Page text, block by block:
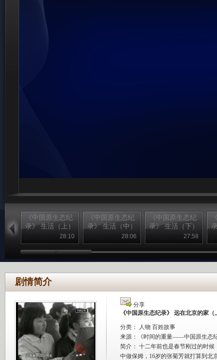
《中国原生态纪
录》 生活（上）
28:10
《中国原生态纪
录》 生活（中）
28:06
《中国原生态纪
录》 生活（下）
27:58
剧情简介
分享
《中国原生态纪录》 远在北京的家（
分类： 人物 百姓故事
来源：
《时间的重量――中国原生态
简介： 十二年前也是春节刚过的时
中做保姆，16岁的张菊芳就打算到北